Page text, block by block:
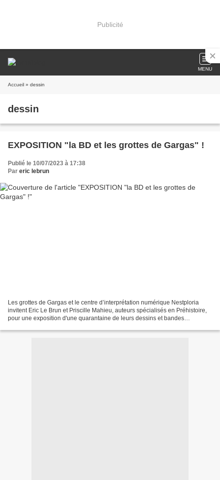
Publicité
MENU
Accueil » dessin
dessin
EXPOSITION "la BD et les grottes de Gargas" !
Publié le 10/07/2023 à 17:38
Par eric lebrun
Les grottes de Gargas et le centre d’interprétation numérique Nestploria
invitent Eric Le Brun et Priscille Mahieu, auteurs spécialisés en Préhistoire,
pour une exposition d'une quarantaine de leurs dessins et bandes